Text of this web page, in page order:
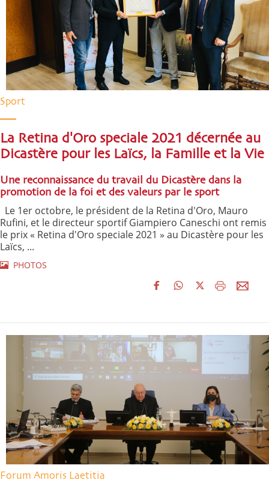
Sport
La Retina d'Oro speciale 2021 décernée au
Dicastère pour les Laïcs, la Famille et la Vie
Une reconnaissance du travail du Dicastère dans la
promotion de la foi et des valeurs par le sport
Le 1er octobre, le président de la Retina d'Oro, Mauro
Rufini, et le directeur sportif Giampiero Caneschi ont remis
le prix « Retina d'Oro speciale 2021 » au Dicastère pour les
Laïcs, ...
PHOTOS
Forum Amoris Laetitia